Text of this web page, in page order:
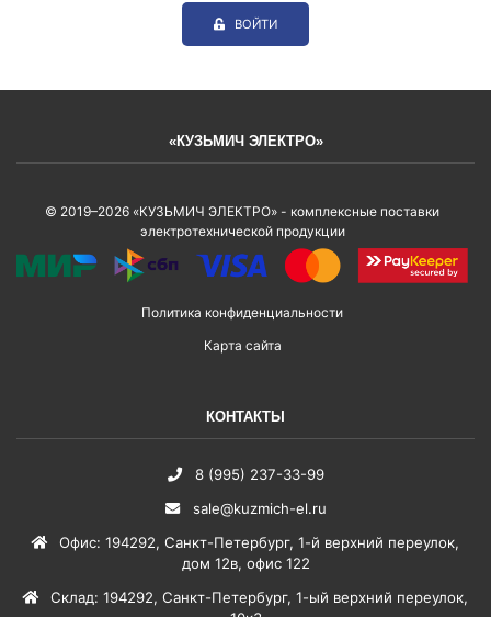
ВОЙТИ
«КУЗЬМИЧ ЭЛЕКТРО»
© 2019–2026 «КУЗЬМИЧ ЭЛЕКТРО» - комплексные поставки
электротехнической продукции
Политика конфиденциальности
Карта сайта
КОНТАКТЫ
8 (995) 237-33-99
sale@kuzmich-el.ru
Офис: 194292, Санкт-Петербург, 1-й верхний переулок,
дом 12в, офис 122
Склад: 194292, Санкт-Петербург, 1-ый верхний переулок,